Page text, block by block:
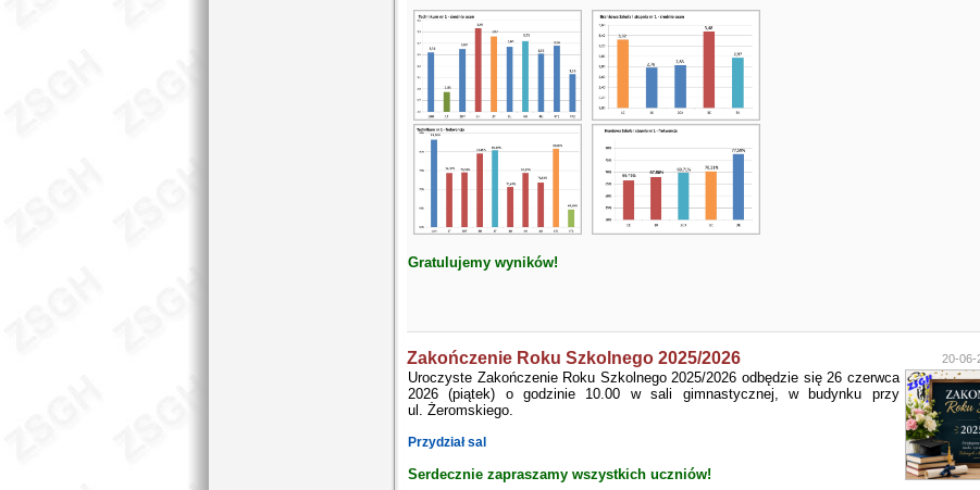
Gratulujemy wyników!
Zakończenie Roku Szkolnego 2025/2026 20-06-
Uroczyste Zakończenie Roku Szkolnego 2025/2026 odbędzie się 26 czerwca
2026 (piątek) o godzinie 10.00 w sali gimnastycznej, w budynku przy
ul. Żeromskiego.
Przydział sal
Serdecznie zapraszamy wszystkich uczniów!